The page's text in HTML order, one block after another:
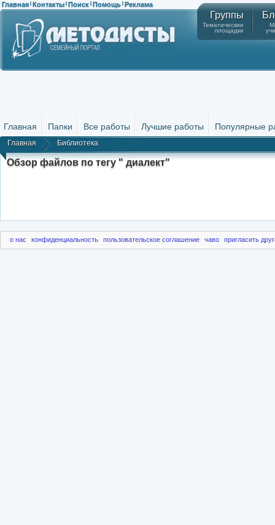
Главная | Контакты | Поиск | Помощь | Реклама
Группы
Тематические
площадки
Главная Папки Все работы Лучшие работы Популярные
Главная Библиотека
Обзор файлов по тегу " диалект"
о нас конфиденциальность пользовательское соглашение чаво пригласить